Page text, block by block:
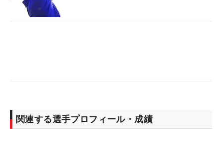
川玲子=米国在住）
関連する選手プロフィール・成績